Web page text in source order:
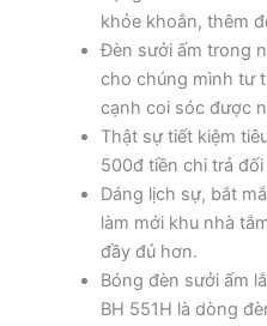
khỏe khoắn, thêm
Đèn sưởi ấm trong
cho chúng mình tư
cạnh coi sóc được
Thật sự tiết kiệm
500đ tiền chi trả
Dáng lịch sự, bắt
làm mới khu nhà
đầy đủ hơn.
Bóng đèn sưởi ấm
BH 551H là dòng